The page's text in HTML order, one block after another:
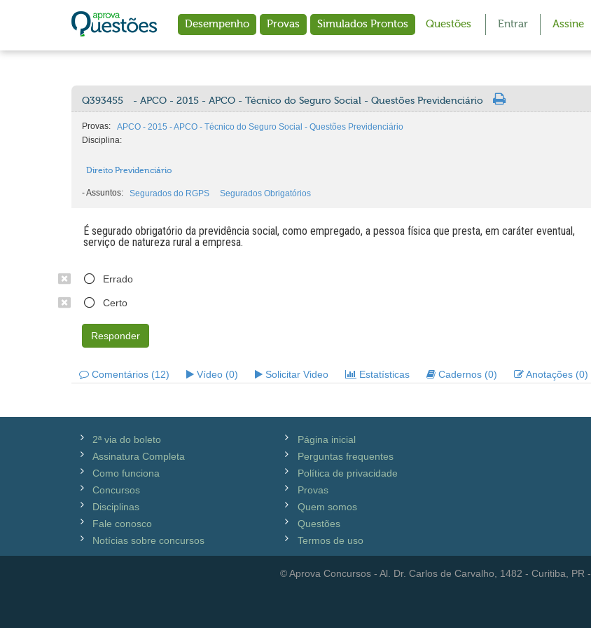
Desempenho Provas Simulados Prontos Questões Entrar Assine
Q393455 - APCO - 2015 - APCO - Técnico do Seguro Social - Questões Previdenciário
Provas:
APCO - 2015 - APCO - Técnico do Seguro Social - Questões Previdenciário
Disciplina:
Direito Previdenciário
-Assuntos: Segurados do RGPS Segurados Obrigatórios
É segurado obrigatório da previdência social, como empregado, a pessoa física que presta, em caráter eventual,
serviço de natureza rural a empresa.
Errado
Certo
Responder
Comentários (12) Vídeo (0) Solicitar Video Estatísticas Cadernos (0) Anotações (0)
2ª via do boleto
Assinatura Completa
Como funciona
Concursos
Disciplinas
Fale conosco
Notícias sobre concursos
Página inicial
Perguntas frequentes
Política de privacidade
Provas
Quem somos
Questões
Termos de uso
© Aprova Concursos - Al. Dr. Carlos de Carvalho, 1482 - Curitiba, PR -